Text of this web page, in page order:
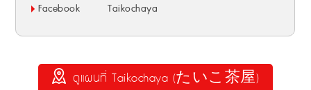
Facebook
Taikochaya
ดูแผนที่ Taikochaya (たいこ茶屋)